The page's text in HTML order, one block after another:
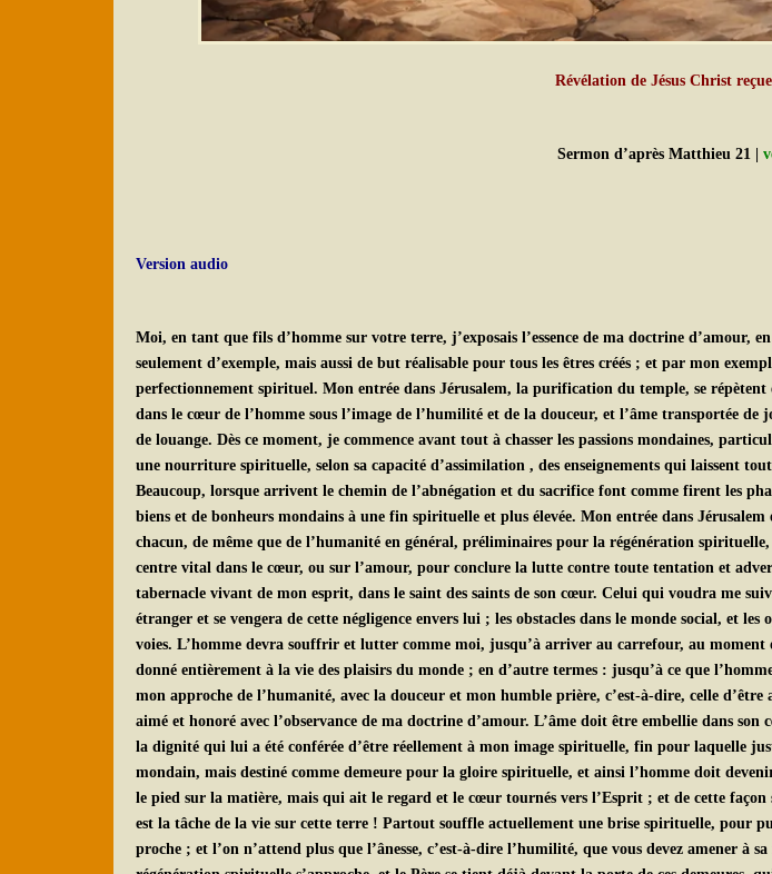
Révélation de Jésus Christ
Sermon d’après Matthieu 21 |
Version audio
Moi, en tant que fils d’homme sur votre terre, j’exposais l’essence de ma doctrine
seulement d’exemple, mais aussi de but réalisable pour tous les êtres créés ; et par mon
perfectionnement spirituel. Mon entrée dans Jérusalem, la purification du temple, se
dans le cœur de l’homme sous l’image de l’humilité et de la douceur, et l’âme transportée
de louange. Dès ce moment, je commence avant tout à chasser les passions mondaines,
une nourriture spirituelle, selon sa capacité d’assimilation , des enseignements qui laissent
Beaucoup, lorsque arrivent le chemin de l’abnégation et du sacrifice font comme firent les
biens et de bonheurs mondains à une fin spirituelle et plus élevée. Mon entrée dans
chacun, de même que de l’humanité en général, préliminaires pour la régénération
centre vital dans le cœur, ou sur l’amour, pour conclure la lutte contre toute tentation et
tabernacle vivant de mon esprit, dans le saint des saints de son cœur. Celui qui voudra me
étranger et se vengera de cette négligence envers lui ; les obstacles dans le monde social, et
voies. L’homme devra souffrir et lutter comme moi, jusqu’à arriver au carrefour, au
donné entièrement à la vie des plaisirs du monde ; en d’autre termes : jusqu’à ce que
mon approche de l’humanité, avec la douceur et mon humble prière, c’est-à-dire, celle
aimé et honoré avec l’observance de ma doctrine d’amour. L’âme doit être embellie dans
la dignité qui lui a été conférée d’être réellement à mon image spirituelle, fin pour laquelle
mondain, mais destiné comme demeure pour la gloire spirituelle, et ainsi l’homme doit
le pied sur la matière, mais qui ait le regard et le cœur tournés vers l’Esprit ; et de cette
est la tâche de la vie sur cette terre ! Partout souffle actuellement une brise spirituelle, pour
proche ; et l’on n’attend plus que l’ânesse, c’est-à-dire l’humilité, que vous devez amener